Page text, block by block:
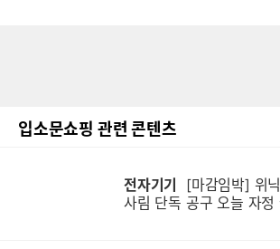
입소문쇼핑 관련 콘텐츠
전자기기
사림 단독 공구 오늘 자정